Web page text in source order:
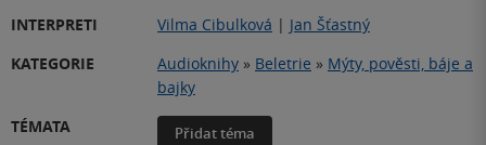
INTERPRETI Vilma Cibulková | Jan Šťastný
KATEGORIE
Audioknihy » Beletrie » Mýty, pověsti, báje a
bajky
TÉMATA
Přidat téma